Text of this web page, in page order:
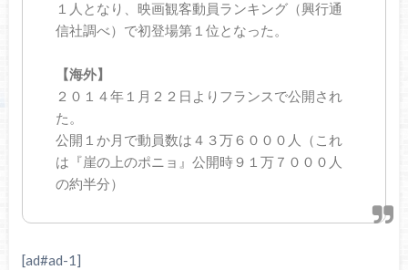
１人となり、映画観客動員ランキング（興行通
信社調べ）で初登場第１位となった。
【海外】
２０１４年１月２２日よりフランスで公開され
た。
公開１か月で動員数は４３万６０００人（これ
は『崖の上のポニョ』公開時９１万７０００人
の約半分）
[ad#ad-1]